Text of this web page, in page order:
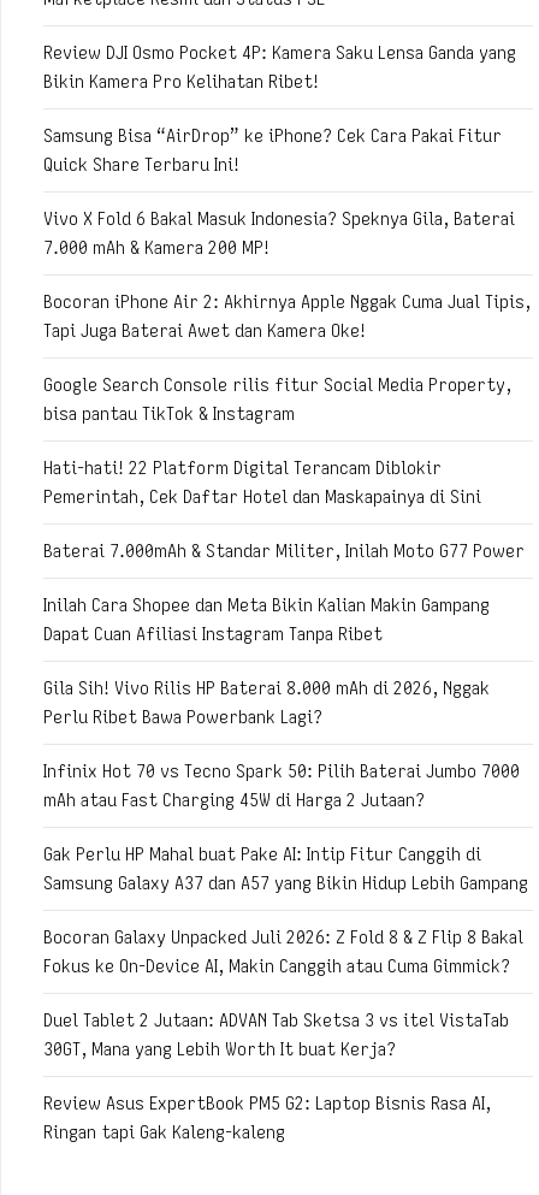
Review DJI Osmo Pocket 4P: Kamera Saku Lensa Ganda yang
Bikin Kamera Pro Kelihatan Ribet!
Samsung Bisa “AirDrop” ke iPhone? Cek Cara Pakai Fitur
Quick Share Terbaru Ini!
Vivo X Fold 6 Bakal Masuk Indonesia? Speknya Gila, Baterai
7.000 mAh & Kamera 200 MP!
Bocoran iPhone Air 2: Akhirnya Apple Nggak Cuma Jual Tipis,
Tapi Juga Baterai Awet dan Kamera Oke!
Google Search Console rilis fitur Social Media Property,
bisa pantau TikTok & Instagram
Hati-hati! 22 Platform Digital Terancam Diblokir
Pemerintah, Cek Daftar Hotel dan Maskapainya di Sini
Baterai 7.000mAh & Standar Militer, Inilah Moto G77 Power
Inilah Cara Shopee dan Meta Bikin Kalian Makin Gampang
Dapat Cuan Afiliasi Instagram Tanpa Ribet
Gila Sih! Vivo Rilis HP Baterai 8.000 mAh di 2026, Nggak
Perlu Ribet Bawa Powerbank Lagi?
Infinix Hot 70 vs Tecno Spark 50: Pilih Baterai Jumbo 7000
mAh atau Fast Charging 45W di Harga 2 Jutaan?
Gak Perlu HP Mahal buat Pake AI: Intip Fitur Canggih di
Samsung Galaxy A37 dan A57 yang Bikin Hidup Lebih Gampang
Bocoran Galaxy Unpacked Juli 2026: Z Fold 8 & Z Flip 8 Bakal
Fokus ke On-Device AI, Makin Canggih atau Cuma Gimmick?
Duel Tablet 2 Jutaan: ADVAN Tab Sketsa 3 vs itel VistaTab
30GT, Mana yang Lebih Worth It buat Kerja?
Review Asus ExpertBook PM5 G2: Laptop Bisnis Rasa AI,
Ringan tapi Gak Kaleng-kaleng